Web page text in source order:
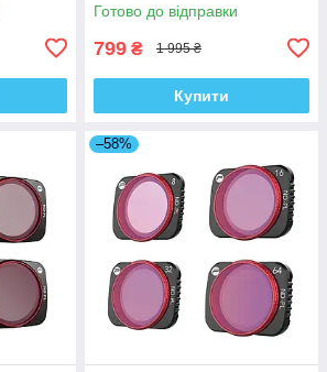
Готово до відправки
799 ₴ 1 995 ₴
Купити
–58%